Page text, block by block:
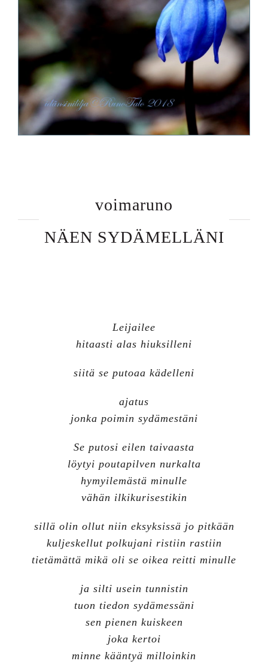
voimaruno
NÄEN SYDÄMELLÄNI
Leijailee
hitaasti alas hiuksilleni
siitä se putoaa kädelleni
ajatus
jonka poimin sydämestäni
Se putosi eilen taivaasta
löytyi poutapilven nurkalta
hymyilemästä minulle
vähän ilkikurisestikin
sillä olin ollut niin eksyksissä jo pitkään
kuljeskellut polkujani ristiin rastiin
tietämättä mikä oli se oikea reitti minulle
ja silti usein tunnistin
tuon tiedon sydämessäni
sen pienen kuiskeen
joka kertoi
minne kääntyä milloinkin